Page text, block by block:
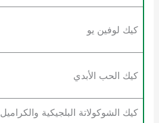
كيك لوفين يو
كيك الحب الأبدي
كيك الشوكولاتة البلجيكية والكراميل